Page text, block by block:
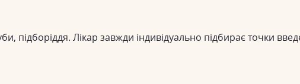
підборіддя. Лікар завжди індивідуально підбирає точки